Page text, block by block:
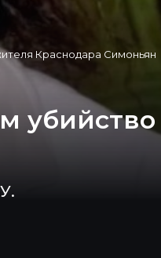
Краснодара Симоньян
убийство